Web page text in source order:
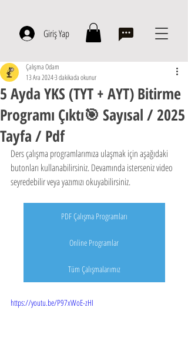
Giriş Yap
5 Ayda YKS (TYT + AYT) Bitirme
Programı Çıktı🎯 Sayısal / 2025
Tayfa / Pdf
Çalışma Odam
13 Ara 20243 dakikada okunur
Ders çalışma programlarımıza ulaşmak için aşağıdaki
butonları kullanabilirsiniz. Devamında isterseniz video
seyredebilir veya yazımızı okuyabilirsiniz.
PDF Çalışma Programları
Online Programlar
Tüm Çalışmalarımız
https://youtu.be/P97xWoE-zHI